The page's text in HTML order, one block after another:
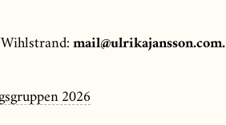
mail@ulrikajansson.com.
2026